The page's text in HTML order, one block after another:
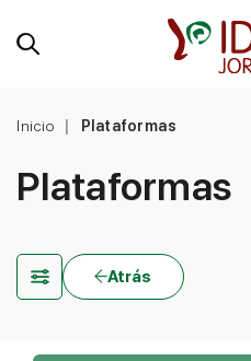
Inicio Plataformas
Plataformas
Atrás